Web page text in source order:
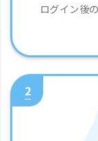
ログイン後
2